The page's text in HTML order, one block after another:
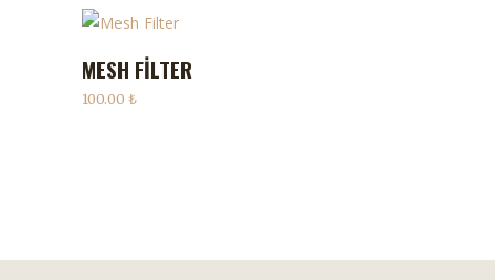
MESH FILTER
100.00 ₺